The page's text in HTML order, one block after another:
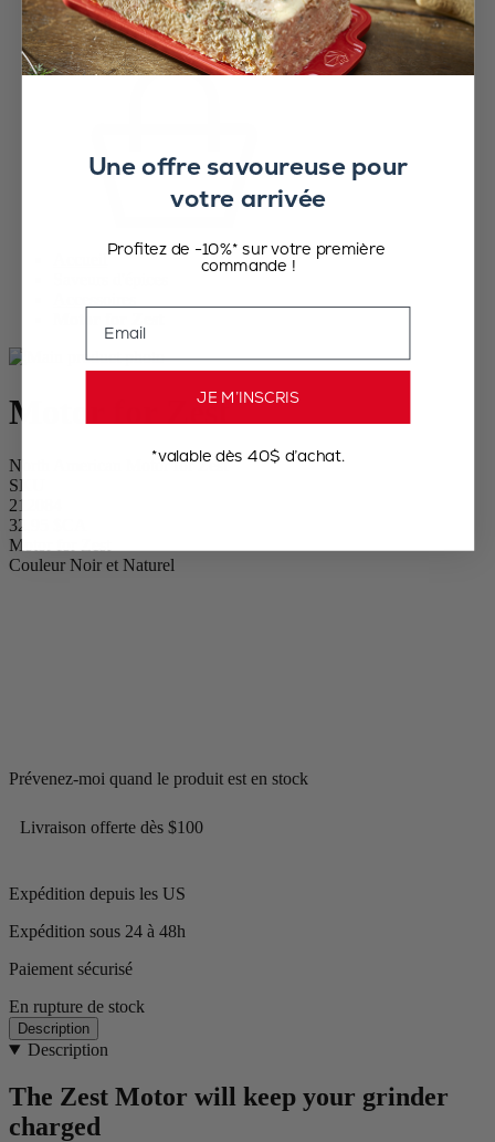
Motor for Zest
North American Motor for Zest
SKU
212084
32,95 $CA
Motor for Zest
Couleur Noir et Naturel
Prévenez-moi quand le produit est en stock
Livraison offerte dès $100
Expédition depuis les US
Expédition sous 24 à 48h
Paiement sécurisé
En rupture de stock
Description
Description
The Zest Motor will keep your grinder
charged
Une offre savoureuse pour
votre arrivée
Profitez de -10%* sur votre première
commande !
JE M’INSCRIS
*valable dès 40$ d’achat.